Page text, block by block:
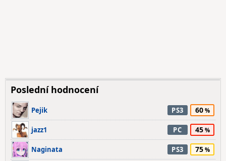
Poslední hodnocení
Pejik PS3 60
jazz1 PC 45
Naginata PS3 75